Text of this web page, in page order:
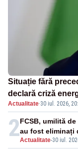
Situație fără
declară criză
Paks
Actualitate·30 iul. 2026,
2Actualitate-30 iul.
FCSB, umilită
au fost eliminați